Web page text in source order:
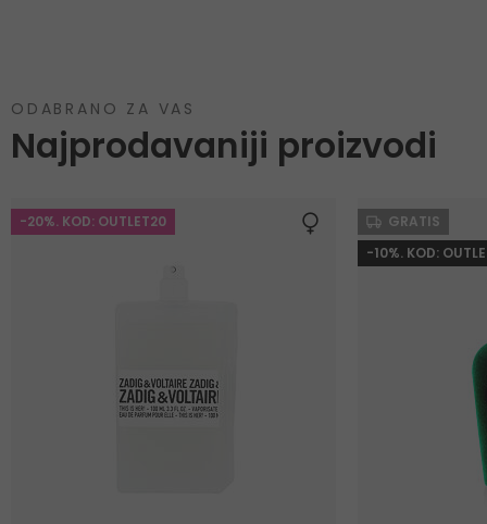
ODABRANO ZA VAS
Najprodavaniji proizvodi
-20%. KOD: OUTLET20
GRATIS
-10%. KOD: